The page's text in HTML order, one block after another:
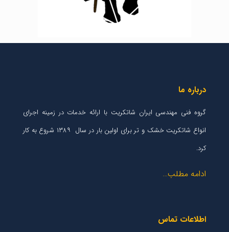
درباره ما
گروه فنی مهندسی ایران شاتکریت با ارائه خدمات در زمینه اجرای
انواع شاتکریت خشک و تر برای اولین بار در سال ۱۳۸۹ شروع به کار
کرد.
ادامه مطلب…
اطلاعات تماس